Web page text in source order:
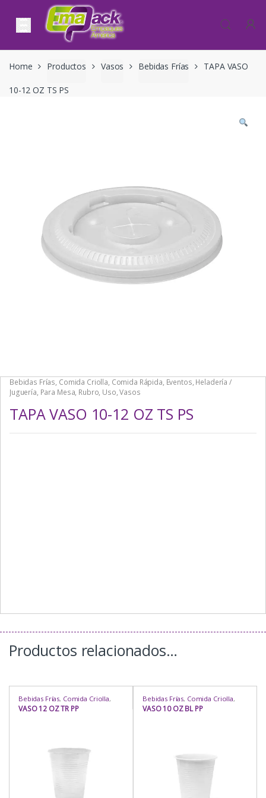
Skip to navigation
Skip to content
Home Productos Vasos Bebidas Frías TAPA VASO
10-12 OZ TS PS
Bebidas Frías, Comida Criolla, Comida Rápida, Eventos, Heladería /
Juguería, Para Mesa, Rubro, Uso,Vasos
TAPA VASO 10-12 OZ TS PS
Productos relacionados…
Bebidas Frías, Comida Criolla,
Comida Rápida,Eventos
Heladería / Juguería
VASO 12 OZ TR PP
Bebidas Frías, Comida Criolla,
Comida Rápida, Eventos Para
Mesa, Rubro,Uso,Vasos
VASO 10 OZ BL PP